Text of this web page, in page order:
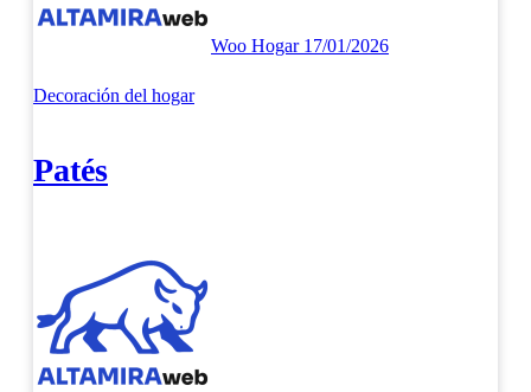
Woo Hogar 17/01/2026
Decoración del hogar
Patés